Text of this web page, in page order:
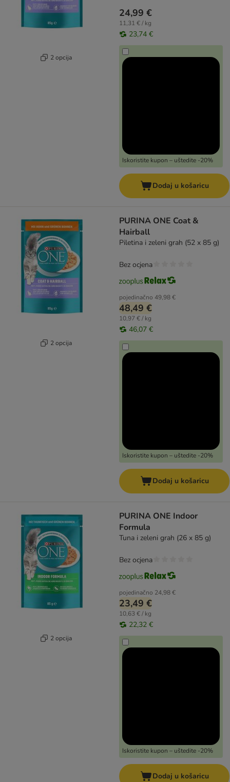
2 opcija
24,99 €
11,31 € / kg
23,74 €
Iskoristite kupon – uštedite -20%
Dodaj u košaricu
2 opcija
PURINA ONE Coat &
Hairball
Piletina i zeleni grah (52 x 85 g)
pojedinačno 49,98 €
48,49 €
10,97 € / kg
46,07 €
Iskoristite kupon – uštedite -20%
Bez ocjena
Dodaj u košaricu
2 opcija
PURINA ONE Indoor
Formula
Tuna i zeleni grah (26 x 85 g)
pojedinačno 24,98 €
23,49 €
10,63 € / kg
22,32 €
Iskoristite kupon – uštedite -20%
Bez ocjena
Dodaj u košaricu